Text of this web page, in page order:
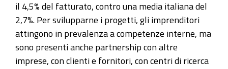
il 4,5% del fatturato, contro una media italiana del
2,7%. Per svilupparne i progetti, gli imprenditori
attingono in prevalenza a competenze interne, ma
sono presenti anche partnership con altre
imprese, con clienti e fornitori, con centri di ricerca